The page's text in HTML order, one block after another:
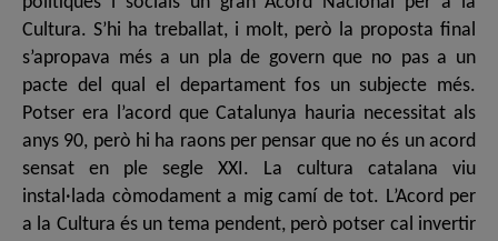
Cultura. S’hi ha treballat, i molt, però la proposta final
s’apropava més a un pla de govern que no pas a un
pacte del qual el departament fos un subjecte més.
Potser era l’acord que Catalunya hauria necessitat als
anys 90, però hi ha raons per pensar que no és un acord
sensat en ple segle XXI. La cultura catalana viu
instal·lada còmodament a mig camí de tot. L’Acord per
a la Cultura és un tema pendent, però potser cal invertir